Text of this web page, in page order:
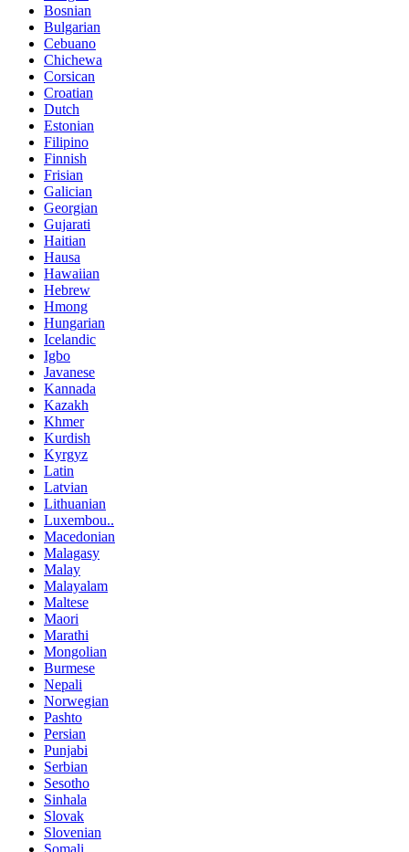
Bosnian
Bulgarian
Cebuano
Chichewa
Corsican
Croatian
Dutch
Estonian
Filipino
Finnish
Frisian
Galician
Georgian
Gujarati
Haitian
Hausa
Hawaiian
Hebrew
Hmong
Hungarian
Icelandic
Igbo
Javanese
Kannada
Kazakh
Khmer
Kurdish
Kyrgyz
Latin
Latvian
Lithuanian
Luxembou..
Macedonian
Malagasy
Malay
Malayalam
Maltese
Maori
Marathi
Mongolian
Burmese
Nepali
Norwegian
Pashto
Persian
Punjabi
Serbian
Sesotho
Sinhala
Slovak
Slovenian
Somali